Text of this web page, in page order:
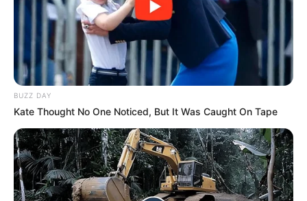
BUZZ DAY
Kate Thought No One Noticed, But It Was Caught On Tape